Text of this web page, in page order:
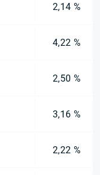
2,14 %
4,22 %
2,50 %
3,16 %
2,22 %